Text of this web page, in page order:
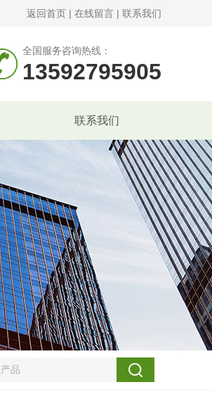
返回首页 | 在线留言 | 联系我们
全国服务咨询热线：
13592795905
联系我们